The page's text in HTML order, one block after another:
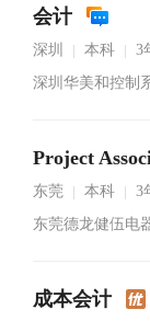
会计
深圳 本科 3
深圳华美和控制
Project
东莞 本科 3
东莞德龙健伍电
成本会计